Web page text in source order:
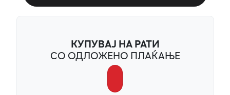
КУПУВАЈ НА РАТИ
СО ОДЛОЖЕНО ПЛАЌАЊЕ